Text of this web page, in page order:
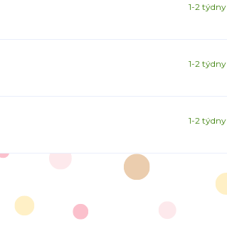
1-2 týdny
1-2 týdny
1-2 týdny